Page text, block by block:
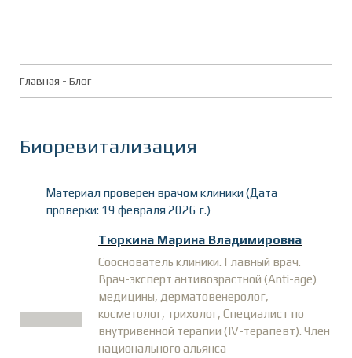
Главная - Блог
Биоревитализация
Материал проверен врачом клиники (Дата
проверки: 19 февраля 2026 г.)
Тюркина Марина Владимировна
Сооснователь клиники. Главный врач.
Врач-эксперт антивозрастной (Anti-age)
медицины, дерматовенеролог,
косметолог, трихолог, Специалист по
внутривенной терапии (IV-терапевт). Член
национального альянса